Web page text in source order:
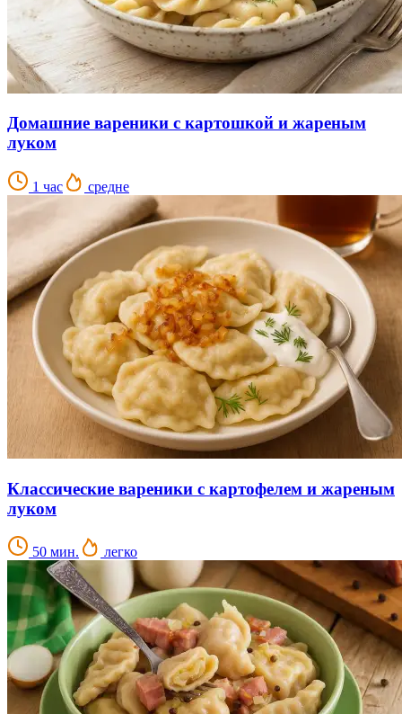
Домашние вареники с картошкой и жареным
луком
1 час средне
Классические вареники с картофелем и жареным
луком
50 мин. легко